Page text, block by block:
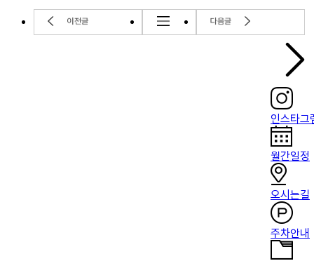
인스타그
월간일정
오시는길
주차안내